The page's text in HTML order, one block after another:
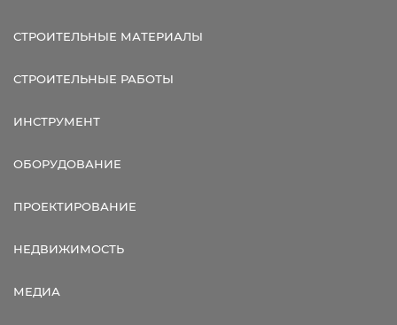
СТРОИТЕЛЬНЫЕ МАТЕРИАЛЫ
СТРОИТЕЛЬНЫЕ РАБОТЫ
ИНСТРУМЕНТ
ОБОРУДОВАНИЕ
ПРОЕКТИРОВАНИЕ
НЕДВИЖИМОСТЬ
МЕДИА